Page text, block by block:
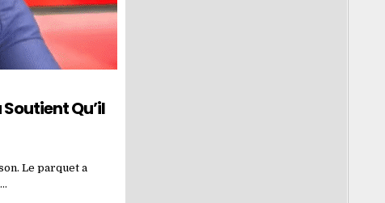
Qu’il
Le parquet a